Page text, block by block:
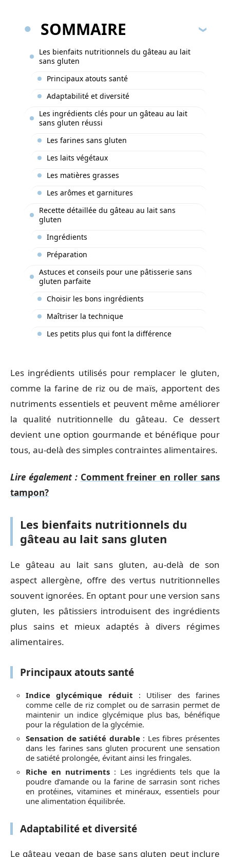
SOMMAIRE
Les bienfaits nutritionnels du gâteau au lait
sans gluten
Principaux atouts santé
Adaptabilité et diversité
Les ingrédients clés pour un gâteau au lait
sans gluten réussi
Les farines sans gluten
Les laits végétaux
Les matières grasses
Les arômes et garnitures
Recette détaillée du gâteau au lait sans
gluten
Ingrédients
Préparation
Astuces et conseils pour une pâtisserie sans
gluten parfaite
Choisir les bons ingrédients
Maîtriser la technique
Les petits plus qui font la différence
Les ingrédients utilisés pour remplacer le gluten,
comme la farine de riz ou de maïs, apportent des
nutriments essentiels et peuvent même améliorer
la qualité nutritionnelle du gâteau. Ce dessert
devient une option gourmande et bénéfique pour
tous, au-delà des simples contraintes alimentaires.
Lire également : Comment freiner en roller sans
tampon?
Les bienfaits nutritionnels du
gâteau au lait sans gluten
Le gâteau au lait sans gluten, au-delà de son
aspect allergène, offre des vertus nutritionnelles
souvent ignorées. En optant pour une version sans
gluten, les pâtissiers introduisent des ingrédients
plus sains et mieux adaptés à divers régimes
alimentaires.
Principaux atouts santé
Indice glycémique réduit : Utiliser des farines
comme celle de riz complet ou de sarrasin permet de
maintenir un indice glycémique plus bas, bénéfique
pour la régulation de la glycémie.
Sensation de satiété durable: Les fibres présentes
dans les farines sans gluten procurent une sensation
de satiété prolongée, évitant ainsi les fringales.
Riche en nutriments: Les ingrédients tels que la
poudre d’amande ou la farine de sarrasin sont riches
en protéines, vitamines et minéraux, essentiels pour
une alimentation équilibrée.
Adaptabilité et diversité
Le gâteau vegan de base sans gluten peut inclure